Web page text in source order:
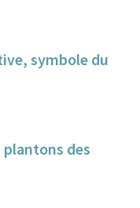
symbole du
plantons des